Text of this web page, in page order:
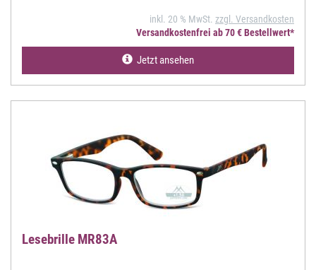
inkl. 20 % MwSt. zzgl. Versandkosten
Versandkostenfrei ab 70 € Bestellwert*
Jetzt ansehen
Lesebrille MR83A